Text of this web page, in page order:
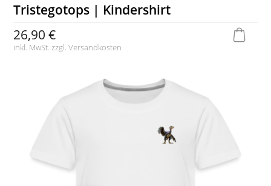
Tristegotops | Kindershirt
26,90 €
inkl. MwSt. zzgl.Versandkosten